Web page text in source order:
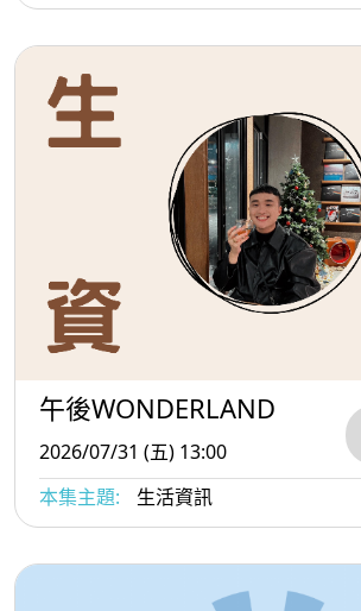
午後WONDERLAND
2026/07/31 (五) 13:00
本集主題:
生活資訊